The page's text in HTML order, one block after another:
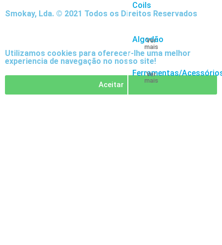
Coils
Algodão
Ver
mais
Ferramentas/
Ver
mais
Smokay, Lda. © 2021 Todos os Direitos Reservados
Utilizamos cookies para oferecer-lhe uma melhor
experiencia de navegação no nosso site!
Aceitar